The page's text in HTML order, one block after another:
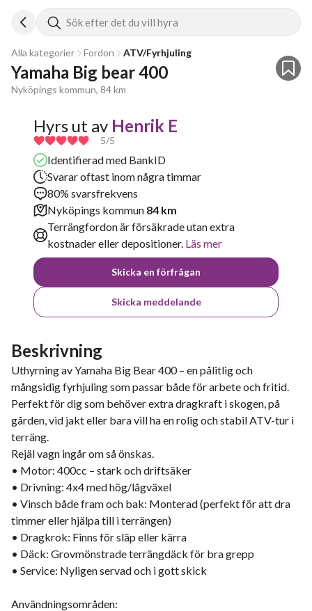
Sök efter det du vill hyra
Alla kategorier Fordon ATV/Fyrhjuling
Yamaha Big bear 400
Nyköpings kommun, 84 km
Hyrs ut av Henrik E
5/5
Identifierad med BankID
Svarar oftast inom några timmar
80% svarsfrekvens
Nyköpings kommun 84 km
Terrängfordon är försäkrade utan extra
kostnader eller depositioner. Läs mer
Skicka en förfrågan
Skicka meddelande
Beskrivning
Uthyrning av Yamaha Big Bear 400 – en pålitlig och
mångsidig fyrhjuling som passar både för arbete och fritid.
Perfekt för dig som behöver extra dragkraft i skogen, på
gården, vid jakt eller bara vill ha en rolig och stabil ATV-tur i
terräng.
Rejäl vagn ingår om så önskas.
• Motor: 400cc – stark och driftsäker
• Drivning: 4x4 med hög/lågväxel
• Vinsch både fram och bak: Monterad (perfekt för att dra
timmer eller hjälpa till i terrängen)
• Dragkrok: Finns för släp eller kärra
• Däck: Grovmönstrade terrängdäck för bra grepp
• Service: Nyligen servad och i gott skick
Användningsområden: